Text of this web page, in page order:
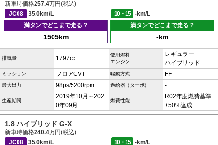
新車時価格257.4万円(税込)
JC08
35.0km/L 10・15
-km/L
満タンでどこまで走る？
1505km
満タンでどこまで走る？
-km
排気量 1797cc
使用燃料
エンジン
レギュラー
ハイブリッド
ミッション フロアCVT 駆動方式 FF
最大出力 98ps/5200rpm 過給器（ターボ） -
生産期間
2019年10月～202
0年09月
燃費性能
R02年度燃費基準
+50%達成
1.8 ハイブリッド G-X
新車時価格240.4万円(税込)
JC08
35.0km/L 10・15
-km/L